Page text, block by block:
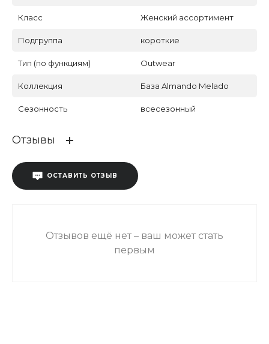
Класс Женский ассортимент
Подгруппа короткие
Тип (по функциям) Outwear
Коллекция База Almando Melado
Сезонность всесезонный
Отзывы
ОСТАВИТЬ ОТЗЫВ
Отзывов ещё нет – ваш может стать
первым